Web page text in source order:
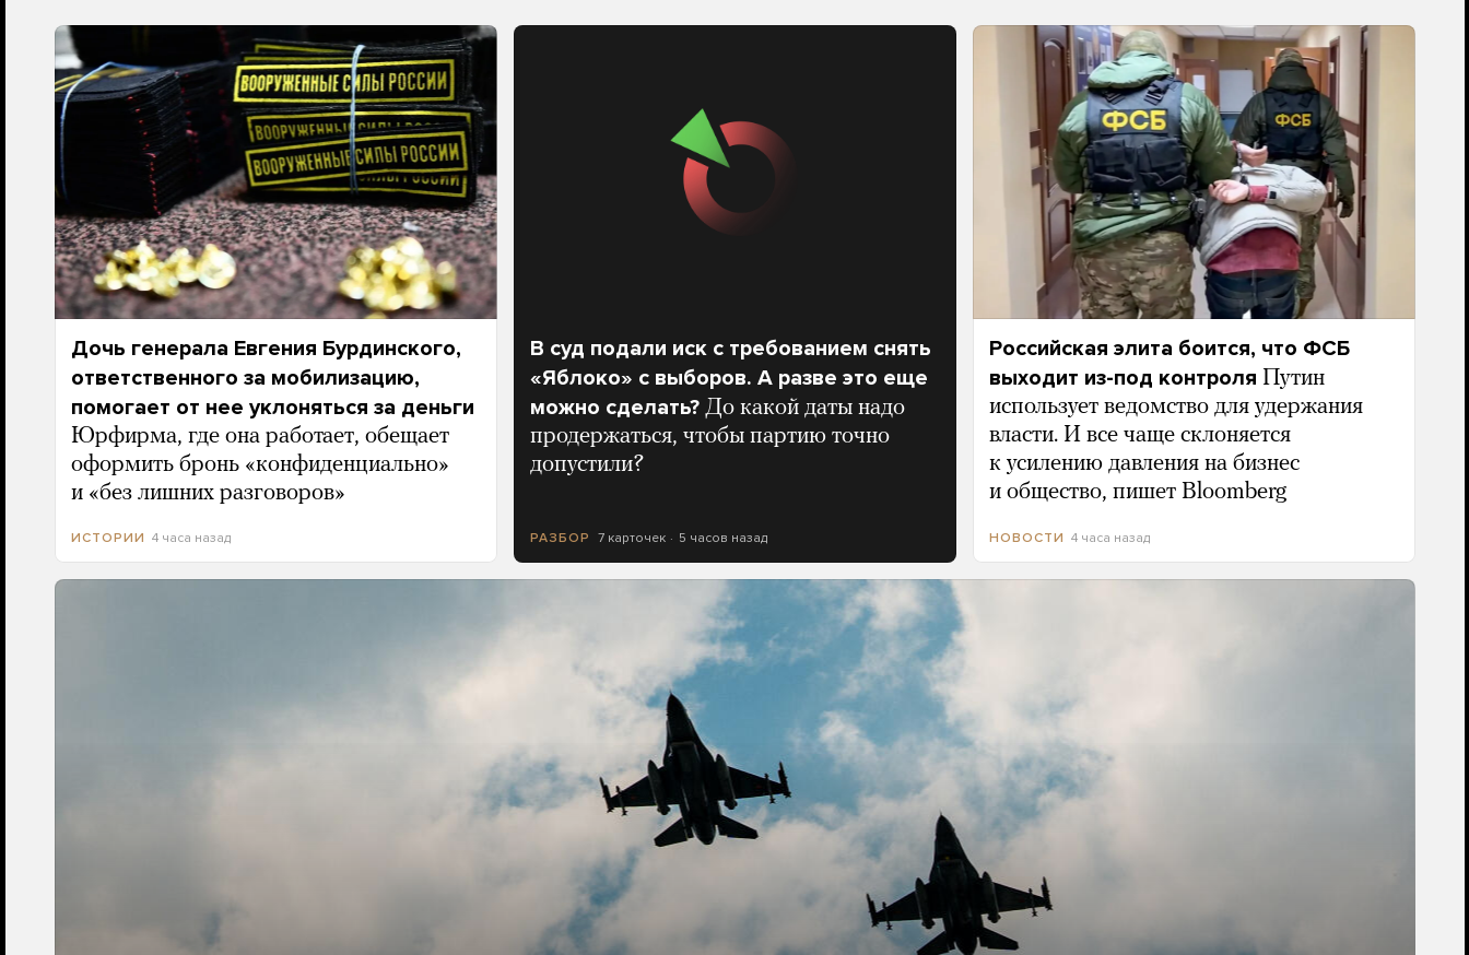
Дочь генерала Евгения Бурдинского,
ответственного за мобилизацию,
помогает от нее уклоняться за деньги
Юрфирма, где она работает, обещает
оформить бронь «конфиденциально»
и «без лишних разговоров»
ИСТОРИИ 4 часа назад
В суд подали иск с требованием снять
«Яблоко» с выборов. А разве это еще
можно сделать? До какой даты надо
продержаться, чтобы партию точно
допустили?
РАЗБОР 7 карточек 5 часов назад
Российская элита боится, что ФСБ
выходит из-под контроля Путин
использует ведомство для удержания
власти. И все чаще склоняется
к усилению давления на бизнес
и общество, пишет Bloomberg
НОВОСТИ 4 часа назад